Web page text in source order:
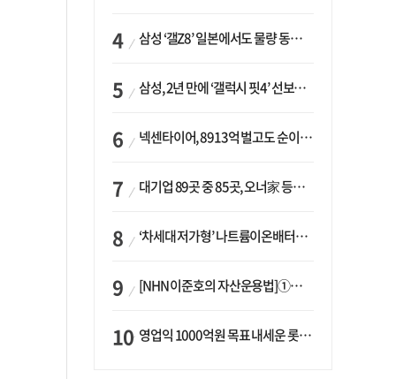
삼성 ‘갤Z8’ 일본에서도 물량 동났다…애플 참전 앞두고 선두 수성 ‘시험대’
삼성, 2년 만에 ‘갤럭시 핏4’ 선보이나…웨어러블 생태계 확장 ‘시동’
넥센타이어, 8913억 벌고도 순이익 2억…유럽 세부담에 이익 증발
대기업 89곳 중 85곳, 오너家 등기임원 겸직…BS 46곳·SM 45곳 ‘족벌경영’ 고착화
‘차세대 저가형’ 나트륨이온배터리 시대 오나…LG화학·에코프로, 상용화 속도낸다
[NHN 이준호의 자산운용법]①이니시오·JLC ‘부동산’-JLC파트너스 ‘투자’…“부동산 담보대출로 투자재원 확보”
영업익 1000억원 목표 내세운 롯데마트…하반기 ‘오카도’ 시험대